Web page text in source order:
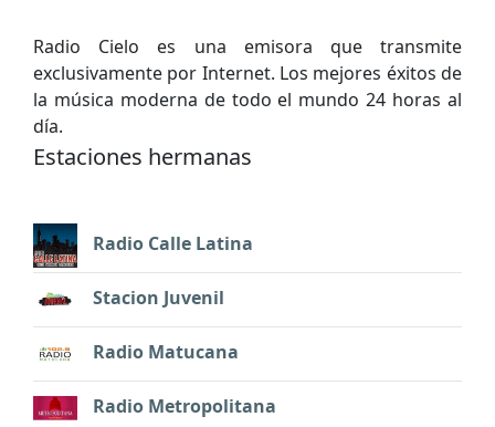
Radio Cielo es una emisora que transmite
exclusivamente por Internet. Los mejores éxitos de
la música moderna de todo el mundo 24 horas al
día.
Estaciones hermanas
Radio Calle Latina
Stacion Juvenil
Radio Matucana
Radio Metropolitana